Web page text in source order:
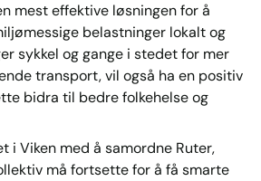
mest effektive løsningen for å
belastninger lokalt og
sykkel og gange i stedet for mer
transport, vil også ha en positiv
bidra til bedre folkehelse og
i Viken med å samordne Ruter,
må fortsette for å få smarte